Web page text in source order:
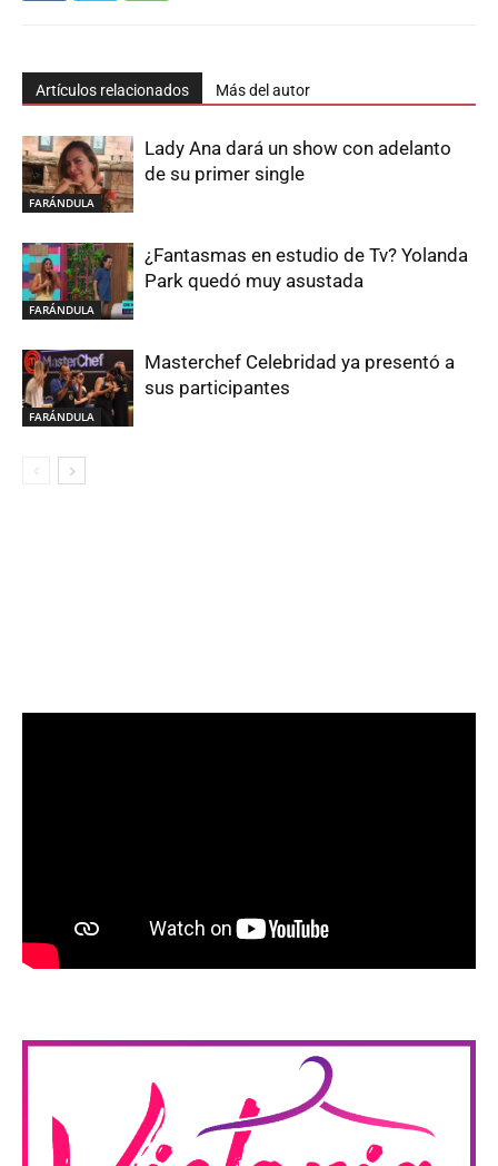
Artículos relacionados Más del autor
FARÁNDULA
Lady Ana dará un show con adelanto
de su primer single
FARÁNDULA
¿Fantasmas en estudio de Tv? Yolanda
Park quedó muy asustada
FARÁNDULA
Masterchef Celebridad ya presentó a
sus participantes